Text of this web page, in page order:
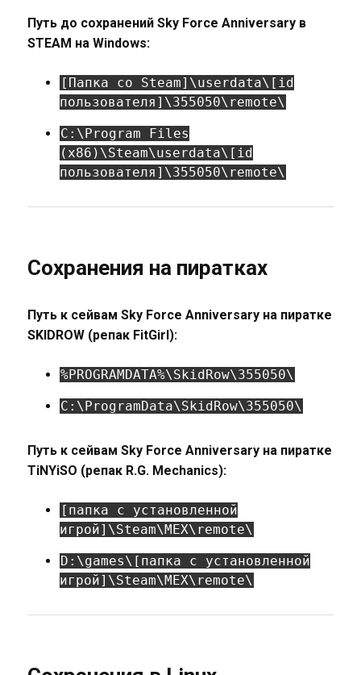
Путь до сохранений Sky Force Anniversary в
STEAM на Windows:
[Папка со Steam]\userdata\[id
пользователя]\355050\remote\
C:\Program Files
(x86)\Steam\userdata\[id
пользователя]\355050\remote\
Сохранения на пиратках
Путь к сейвам Sky Force Anniversary на пиратке
SKIDROW (репак FitGirl):
%PROGRAMDATA%\SkidRow\355050\
C:\ProgramData\SkidRow\355050\
Путь к сейвам Sky Force Anniversary на пиратке
TiNYiSO (репак R.G. Mechanics):
[папка с установленной
игрой]\Steam\MEX\remote\
D:\games\[папка с установленной
игрой]\Steam\MEX\remote\